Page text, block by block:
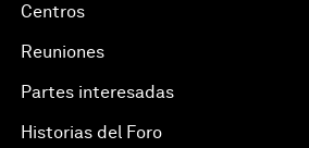
Centros
Reuniones
Partes interesadas
Historias del Foro